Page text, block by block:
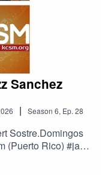
Sanchez
| Season 6, Ep. 28
Sostre.Domingos
(Puerto Rico) #jazz
Jazz
Station, San Mateo,